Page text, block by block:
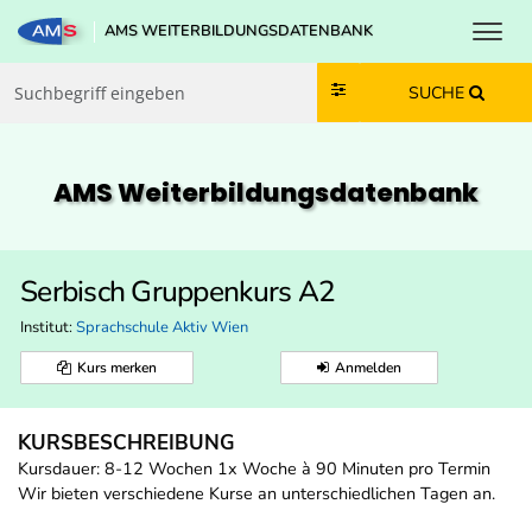
Zum Inhalt springen
Zum Navmenü springen
Zur Suche springen
Zur Footer springen
AMS WEITERBILDUNGSDATENBANK
SUCHE
AMS Weiterbildungs­datenbank
Serbisch Gruppenkurs A2
Institut: Sprachschule Aktiv Wien
Kurs merken Anmelden
KURSBESCHREIBUNG
Kursdauer: 8-12 Wochen 1x Woche à 90 Minuten pro Termin
Wir bieten verschiedene Kurse an unterschiedlichen Tagen an.